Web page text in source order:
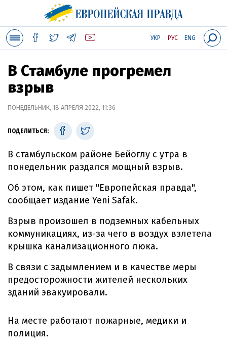
УКР РУС ENG
В Стамбуле прогремел
взрыв
ПОНЕДЕЛЬНИК, 18 АПРЕЛЯ 2022, 11:36
ПОДЕЛИТЬСЯ:
В стамбульском районе Бейоглу с утра в
понедельник раздался мощный взрыв.
Об этом, как пишет "Европейская правда",
сообщает издание Yeni Safak.
Взрыв произошел в подземных кабельных
коммуникациях, из-за чего в воздух взлетела
крышка канализационного люка.
В связи с задымлением и в качестве меры
предосторожности жителей нескольких
зданий эвакуировали.
На месте работают пожарные, медики и
полиция.